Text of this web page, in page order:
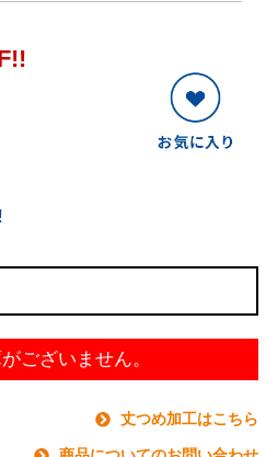
ございません。
丈つめ加工はこちら